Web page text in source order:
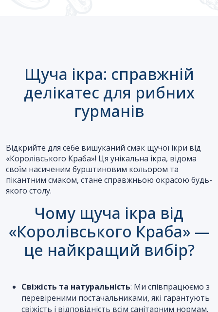
Щуча ікра: справжній
делікатес для рибних
гурманів
Відкрийте для себе вишуканий смак щучої ікри від
«Королівського Краба»! Ця унікальна ікра, відома
своїм насиченим бурштиновим кольором та
пікантним смаком, стане справжньою окрасою будь-
якого столу.
Чому щуча ікра від
«Королівського Краба» —
це найкращий вибір?
Свіжість та натуральність: Ми співпрацюємо з
перевіреними постачальниками, які гарантують
свіжість і відповідність всім санітарним нормам.